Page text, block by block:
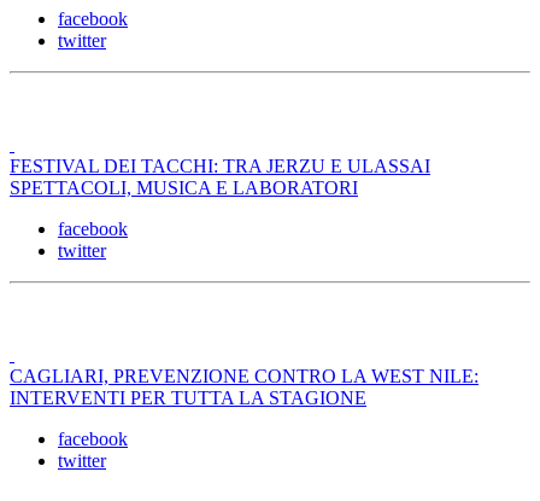
facebook
twitter
FESTIVAL DEI TACCHI: TRA JERZU E ULASSAI
SPETTACOLI, MUSICA E LABORATORI
facebook
twitter
CAGLIARI, PREVENZIONE CONTRO LA WEST NILE:
INTERVENTI PER TUTTA LA STAGIONE
facebook
twitter